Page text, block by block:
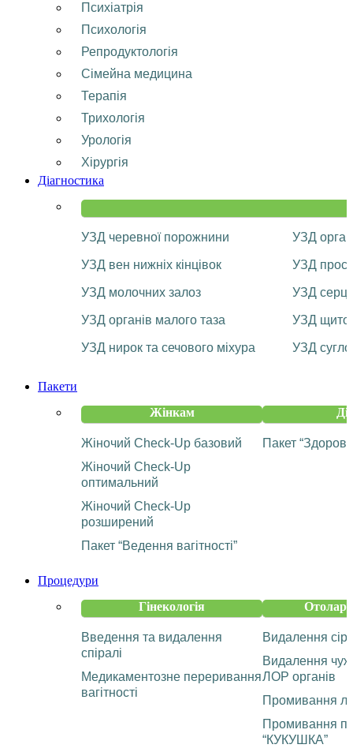
Психіатрія
Психологія
Репродуктологія
Сімейна медицина
Терапія
Трихологія
Урологія
Хірургія
Діагностика
УЗД черевної порожнини
УЗД вен нижніх кінцівок
УЗД молочних залоз
УЗД органів малого таза
УЗД нирок та сечового міхура
УЗД
УЗД
УЗД
УЗД
УЗД
Пакети
Жінкам
Жіночий Check-Up базовий
Жіночий Check-Up
оптимальний
Жіночий Check-Up
розширений
Пакет “Ведення вагітності”
Пакет
Процедури
Гінекологія
Введення та видалення
спіралі
Медикаментозне переривання
вагітності
Видалення
Видалення
ЛОР органів
Промивання
Промивання
“КУКУШКА”